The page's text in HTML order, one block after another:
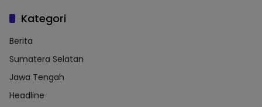
Kategori
Berita
Sumatera Selatan
Jawa Tengah
Headline